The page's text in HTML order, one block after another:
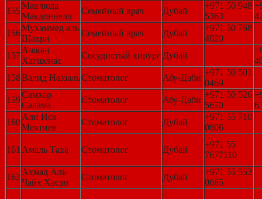
155
Мавлюда
Макдоннелл
Семейный врач Дубай
+971 50 948
5363
156
Мухаммед аль
Шахри
Семейный врач Дубай
+971 50 768
4020
157
Ашкан
Хагшенас
Сосудистый хирург Дубай
158Валид НаззальСтоматолог Абу-Даби
+971 50 501
0469
159
Самхар
Салама
Стоматолог Абу-Даби
+971 50 526
5670
160
Али Иса
Мехтиев
Стоматолог Дубай
+971 55 710
0606
161 Амаль Таха Стоматолог Дубай
+971 55
7677110
162
Ахмад Аль
Чайх Хасан
Стоматолог Дубай
+971 55 553
0685